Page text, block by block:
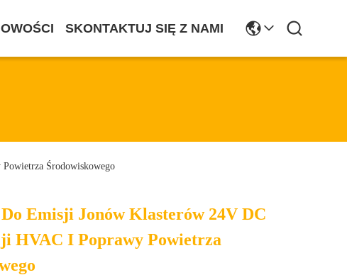
SKONTAKTUJ SIĘ Z NAMI
Środowiskowego
Emisji Jonów Klasterów 24V DC
HVAC I Poprawy Powietrza